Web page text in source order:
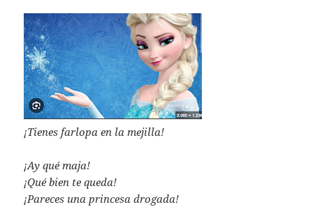
¡Tienes farlopa en la mejilla!
¡Ay qué maja!
¡Qué bien te queda!
¡Pareces una princesa drogada!